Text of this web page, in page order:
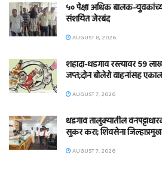
५० पेक्षा अधिक बालक-
संशयित जेरबंद
AUGUST 8, 2026
शहादा-धडगाव रस्त्यावर 59
जप्त;दोन बोलेरो वाहनांसह
AUGUST 7, 2026
धडगाव तालुक्यातील
सुकर करा; शिवसेना
AUGUST 7, 2026